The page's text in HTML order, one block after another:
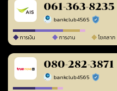
061-363-8235
bankclub4565 ร้านยืนยันแล้ว
การเงิน การงาน โชคลาภ
080-282-3871
bankclub4565 ร้านยืนยันแล้ว